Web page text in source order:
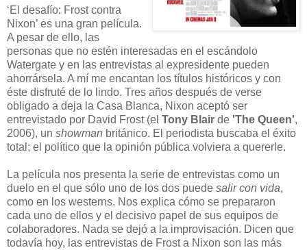
‘El desafío: Frost contra
Nixon’ es una gran película.
A pesar de ello, las
personas que no estén interesadas en el escándolo
Watergate y en las entrevistas al expresidente pueden
ahorrársela. A mí me encantan los títulos históricos y con
éste disfruté de lo lindo. Tres años después de verse
obligado a deja la Casa Blanca, Nixon aceptó ser
entrevistado por David Frost (el Tony Blair de 'The Queen',
2006), un showman británico. El periodista buscaba el éxito
total; el político que la opinión pública volviera a quererle.
La película nos presenta la serie de entrevistas como un
duelo en el que sólo uno de los dos puede salir con vida,
como en los westerns. Nos explica cómo se prepararon
cada uno de ellos y el decisivo papel de sus equipos de
colaboradores. Nada se dejó a la improvisación. Dicen que
todavía hoy, las entrevistas de Frost a Nixon son las más